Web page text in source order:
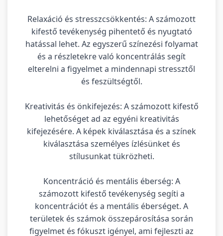
Relaxáció és stresszcsökkentés: A számozott
kifestő tevékenység pihentető és nyugtató
hatással lehet. Az egyszerű színezési folyamat
és a részletekre való koncentrálás segít
elterelni a figyelmet a mindennapi stressztől
és feszültségtől.
Kreativitás és önkifejezés: A számozott kifestő
lehetőséget ad az egyéni kreativitás
kifejezésére. A képek kiválasztása és a színek
kiválasztása személyes ízlésünket és
stílusunkat tükrözheti.
Koncentráció és mentális éberség: A
számozott kifestő tevékenység segíti a
koncentrációt és a mentális éberséget. A
területek és számok összepárosítása során
figyelmet és fókuszt igényel, ami fejleszti az